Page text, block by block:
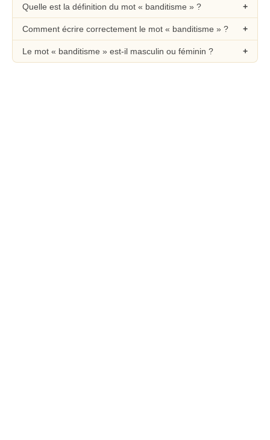
Quelle est la définition du mot « banditisme » ?
Comment écrire correctement le mot « banditisme » ?
Le mot « banditisme » est-il masculin ou féminin ?